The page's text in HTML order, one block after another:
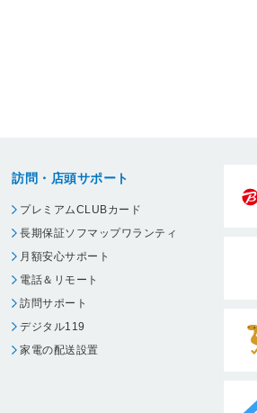
訪問・店頭サポート
プレミアムCLUBカード
長期保証ソフマップワランティ
月額安心サポート
電話＆リモート
訪問サポート
デジタル119
家電の配送設置